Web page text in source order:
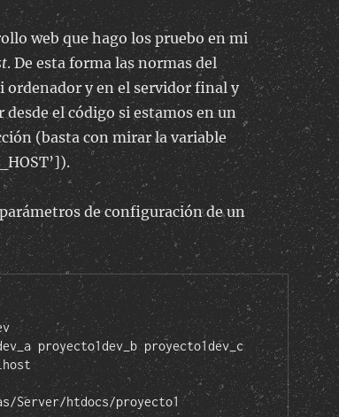
web que hago los pruebo en mi
. De esta forma las normas del
ordenador y en el servidor final y
el código si estamos en un
(basta con mirar la variable
de configuración de un